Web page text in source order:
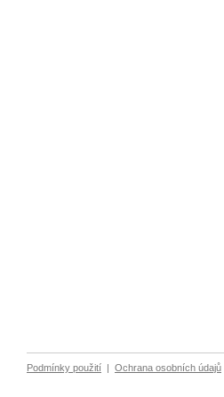
Podmínky použití Ochrana osobních údajů